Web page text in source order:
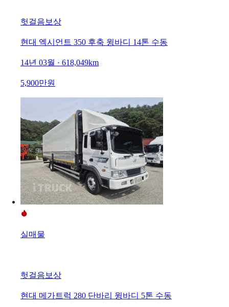
헛걸음보상
현대 엑시언트 350 후축 윙바디 14톤 수동
14년 03월 · 618,049km
5,900만원
실매물
헛걸음보상
현대 메가트럭 280 단바리 윙바디 5톤 수동